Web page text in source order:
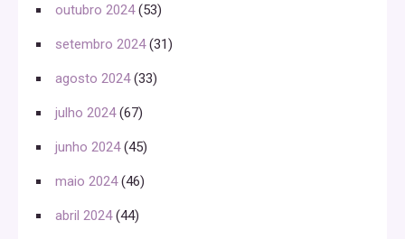
outubro 2024(53)
setembro 2024(31)
agosto 2024(33)
julho 2024(67)
junho 2024(45)
maio 2024(46)
abril 2024(44)